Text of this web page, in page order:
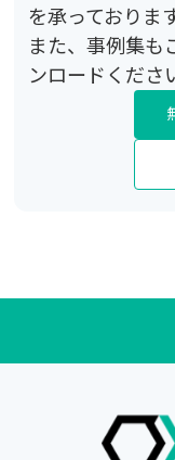
を承っております
また、事例集も
ンロードくださ